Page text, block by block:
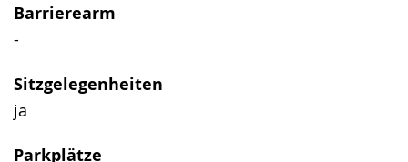
Barrierearm
-
Sitzgelegenheiten
ja
Parkplätze